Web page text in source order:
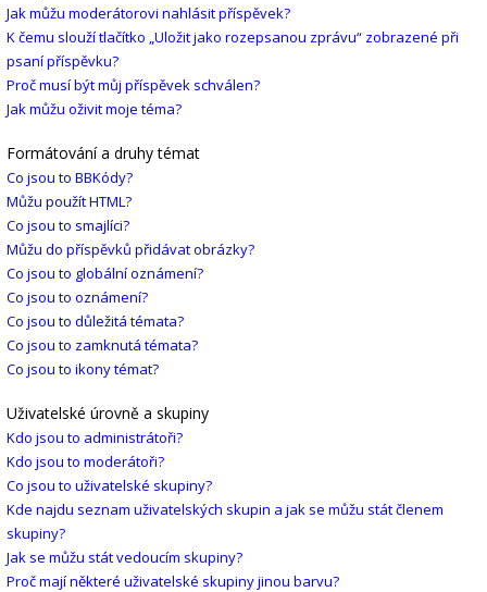
Jak můžu moderátorovi nahlásit příspěvek?
K čemu slouží tlačítko „Uložit jako rozepsanou zprávu“ zobrazené při
psaní příspěvku?
Proč musí být můj příspěvek schválen?
Jak můžu oživit moje téma?
Formátování a druhy témat
Co jsou to BBKódy?
Můžu použít HTML?
Co jsou to smajlíci?
Můžu do příspěvků přidávat obrázky?
Co jsou to globální oznámení?
Co jsou to oznámení?
Co jsou to důležitá témata?
Co jsou to zamknutá témata?
Co jsou to ikony témat?
Uživatelské úrovně a skupiny
Kdo jsou to administrátoři?
Kdo jsou to moderátoři?
Co jsou to uživatelské skupiny?
Kde najdu seznam uživatelských skupin a jak se můžu stát členem
skupiny?
Jak se můžu stát vedoucím skupiny?
Proč mají některé uživatelské skupiny jinou barvu?